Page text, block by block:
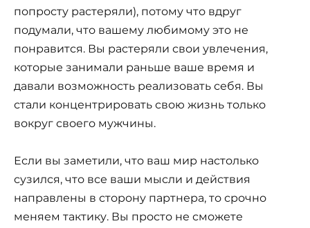
попросту растеряли), потому что вдруг
подумали, что вашему любимому это не
понравится. Вы растеряли свои увлечения,
которые занимали раньше ваше время и
давали возможность реализовать себя. Вы
стали концентрировать свою жизнь только
вокруг своего мужчины.
Если вы заметили, что ваш мир настолько
сузился, что все ваши мысли и действия
направлены в сторону партнера, то срочно
меняем тактику. Вы просто не сможете